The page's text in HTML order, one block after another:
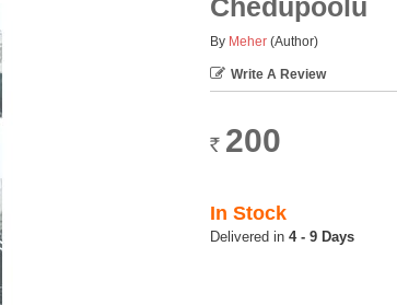
Chedupoolu
By Meher (Author)
Write A Review
Rs. 200
In Stock
4 - 9 Days